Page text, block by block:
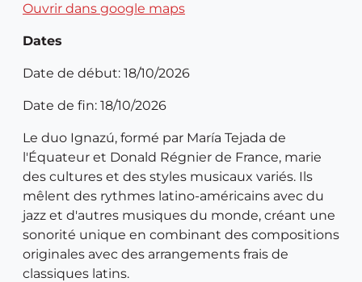
Ouvrir dans google maps
Dates
Date de début: 18/10/2026
Date de fin: 18/10/2026
Le duo Ignazú, formé par María Tejada de
l'Équateur et Donald Régnier de France, marie
des cultures et des styles musicaux variés. Ils
mêlent des rythmes latino-américains avec du
jazz et d'autres musiques du monde, créant une
sonorité unique en combinant des compositions
originales avec des arrangements frais de
classiques latins.